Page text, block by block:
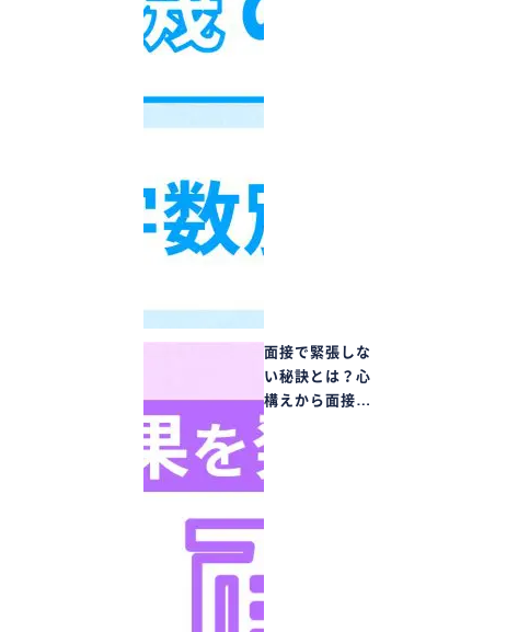
面接で緊張しな
い秘訣とは？心
構えから面接…